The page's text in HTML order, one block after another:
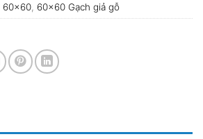
60x60 60x60 Gạch giả gỗ